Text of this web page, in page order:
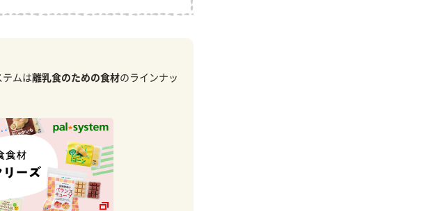
テムは離乳食のための食材のラインナッ